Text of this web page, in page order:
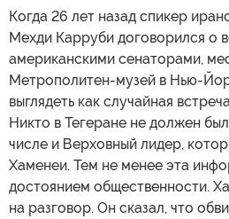
Когда 26 лет назад спикер
Мехди Карруби договорился о
американскими сенаторами,
Метрополитен-музей в Нью-
выглядеть как случайная
Никто в Тегеране не должен
числе и Верховный лидер,
Хаменеи. Тем не менее эта
достоянием общественности.
на разговор. Он сказал, что